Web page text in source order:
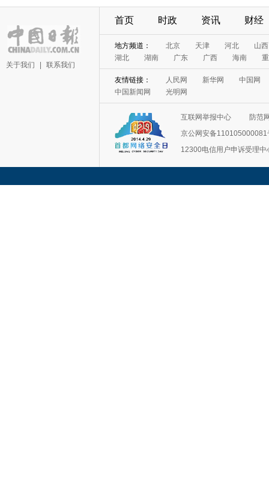
关于我们 联系我们
首页 时政 资讯 财经
互联网举报中心
防范
京公网安备110105000081
12300电信用户申诉受理中